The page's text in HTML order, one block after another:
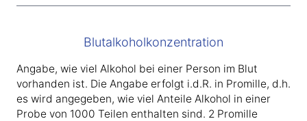
Blutalkoholkonzentration
Angabe, wie viel Alkohol bei einer Person im Blut
vorhanden ist. Die Angabe erfolgt i.d.R. in Promille, d.h.
es wird angegeben, wie viel Anteile Alkohol in einer
Probe von 1000 Teilen enthalten sind. 2 Promille